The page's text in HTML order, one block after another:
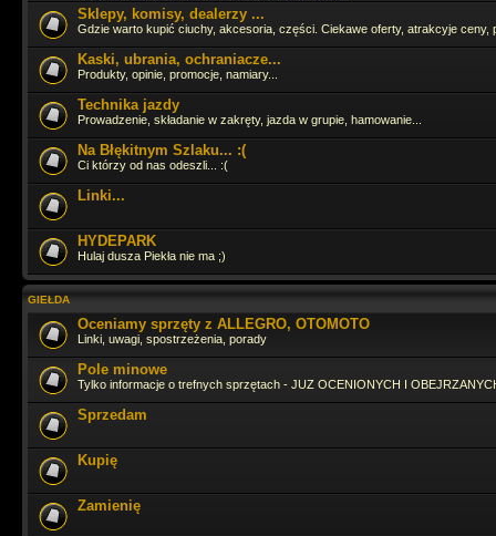
Pojeździłbym już GruSXR
jakoś pitbike jest fajny, ale duże moto i
adrenalinki
hahah
Straszny ruch się tutaj zrobił
Zagląda, zagląda
Ja fejsbóczka nie mam wiec tutaj zagladam bo i tak odpalaja mi sie 3
dzieje
ło panie Tasior sie pojawił
ale miło tu czasem zajrzeć i poczytać stare dzieje
Sklepy, komisy, dealerzy ...
Gdzie warto kupić ciuchy, akcesoria, części. Ciekawe oferty, atrakcyje ceny,
Kaski, ubrania, ochraniacze...
Produkty, opinie, promocje, namiary...
Technika jazdy
Prowadzenie, składanie w zakręty, jazda w grupie, hamowanie...
Na Błękitnym Szlaku... :(
Ci którzy od nas odeszli... :(
Linki...
HYDEPARK
Hulaj dusza Piekła nie ma ;)
GIEŁDA
Oceniamy sprzęty z ALLEGRO, OTOMOTO
Linki, uwagi, spostrzeżenia, porady
Pole minowe
Tylko informacje o trefnych sprzętach - JUZ OCENIONYCH I
Sprzedam
Kupię
Zamienię